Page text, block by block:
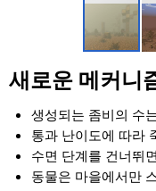
새로운 메커니
생성되는 좀비의 수
통과 난이도에 따라
수면 단계를 건너뛰
동물은 마을에서만